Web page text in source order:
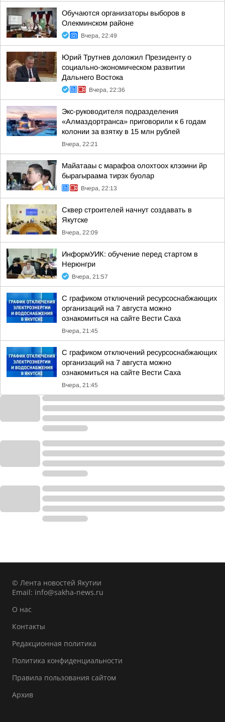
Обучаются организаторы выборов в
Олекминском районе
Вчера, 22:49
Юрий Трутнев доложил Президенту о
социально-экономическом развитии
Дальнего Востока
Вчера, 22:36
Экс-руководителя подразделения
«Алмаздортранса» приговорили к 6 годам
колонии за взятку в 15 млн рублей
Вчера, 22:21
Майатааы с марафоа олохтоох клээини йр
бырагыраама тирэх буолар
Вчера, 22:13
Сквер строителей начнут создавать в
Якутске
Вчера, 22:09
ИнформУИК: обучение перед стартом в
Нерюнгри
Вчера, 21:57
С графиком отключений ресурсоснабжающих
организаций на 7 августа можно
ознакомиться на сайте Вести Саха
Вчера, 21:45
С графиком отключений ресурсоснабжающих
организаций на 7 августа можно
ознакомиться на сайте Вести Саха
Вчера, 21:45
© Лента новостей Якутии
Email: info@sakha-news.ru
О нас
Контакты
Редакционная политика
Политика конфиденциальности
Правила пользования сайтом
Архив